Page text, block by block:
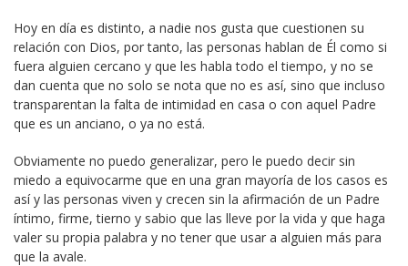
Hoy en día es distinto, a nadie nos gusta que cuestionen su
relación con Dios, por tanto, las personas hablan de Él como si
fuera alguien cercano y que les habla todo el tiempo, y no se
dan cuenta que no solo se nota que no es así, sino que incluso
transparentan la falta de intimidad en casa o con aquel Padre
que es un anciano, o ya no está.
Obviamente no puedo generalizar, pero le puedo decir sin
miedo a equivocarme que en una gran mayoría de los casos es
así y las personas viven y crecen sin la afirmación de un Padre
íntimo, firme, tierno y sabio que las lleve por la vida y que haga
valer su propia palabra y no tener que usar a alguien más para
que la avale.